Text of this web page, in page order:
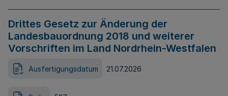
Drittes Gesetz zur Änderung der
Landesbauordnung 2018 und weiterer
Vorschriften im Land Nordrhein-Westfalen
Ausfertigungsdatum 21.07.2026